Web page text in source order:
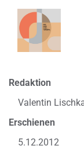
Redaktion
Valentin
Erschienen
5.12.2012